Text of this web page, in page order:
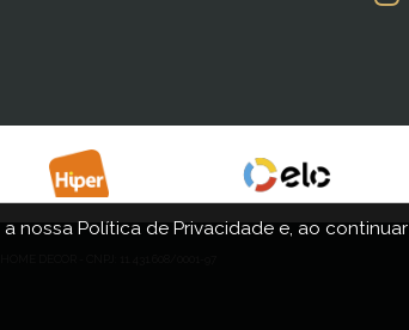
DECOR - CNPJ: 11.431.608/0001-97
nossa Política de Privacidade e, ao continuar